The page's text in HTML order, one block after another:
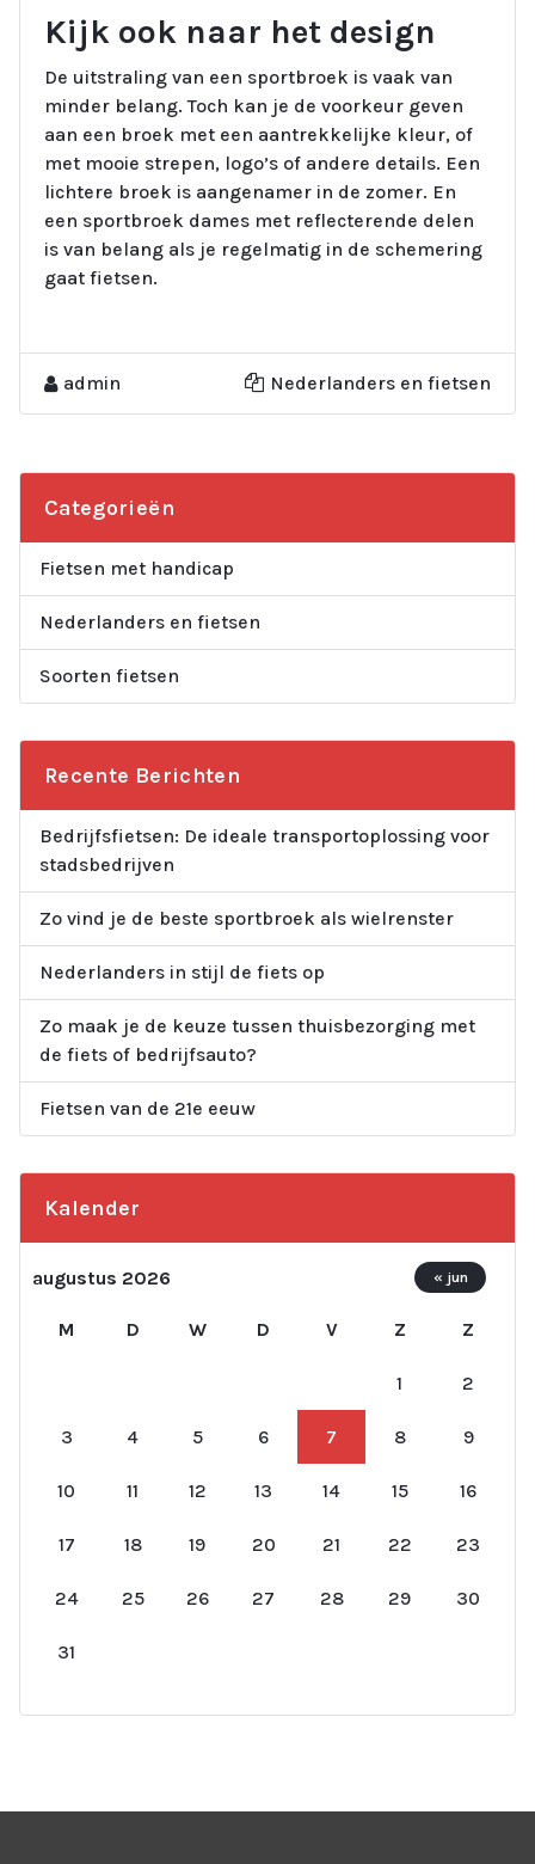
Kijk ook naar het design
De uitstraling van een sportbroek is vaak van
minder belang. Toch kan je de voorkeur geven
aan een broek met een aantrekkelijke kleur, of
met mooie strepen, logo’s of andere details. Een
lichtere broek is aangenamer in de zomer. En
een sportbroek dames met reflecterende delen
is van belang als je regelmatig in de schemering
gaat fietsen.
admin Nederlanders en fietsen
Categorieën
Fietsen met handicap
Nederlanders en fietsen
Soorten fietsen
Recente Berichten
Bedrijfsfietsen: De ideale transportoplossing voor
stadsbedrijven
Zo vind je de beste sportbroek als wielrenster
Nederlanders in stijl de fiets op
Zo maak je de keuze tussen thuisbezorging met
de fiets of bedrijfsauto?
Fietsen van de 21e eeuw
Kalender
augustus 2026
M D W D V Z Z
1 2
3 4 5 6 7 8 9
10 11 12 13 14 15 16
17 18 19 20 21 22 23
24 25 26 27 28 29 30
31
« jun